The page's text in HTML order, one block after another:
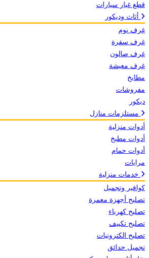
قطع غيار سيارات
غرف نوم
غرف سفرة
غرف صالون
غرف معيشة
مطابخ
مفروشات
ديكور
أدوات منزلية
أدوات مطبخ
أدوات حمام
مرايات
كوافير وتجميل
تصليح أجهزة معمرة
تصليح كهرباء
تصليح تكييف
تصليح الكترونيات
تجميل حدائق